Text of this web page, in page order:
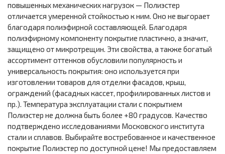
повышенных механических нагрузок — Полиэстер
отличается умеренной стойкостью к ним. Оно не выгорает
благодаря полиэфирной составляющей. Благодаря
полиэфирному компоненту покрытие пластично, а значит,
защищено от микротрещин. Эти свойства, а также богатый
ассортимент оттенков обусловили популярность и
универсальность покрытия: оно используется при
изготовлении товаров для отделки фасадов, крыш,
ограждений (фасадных кассет, профилированных листов и
пр.). Температура эксплуатации стали с покрытием
Полиэстер не должна быть более +80 градусов. Качество
подтверждено исследованиями Московского института
стали и сплавов. Выбирайте востребованное и качественное
покрытие Полиэстер по доступной цене! Мы предоставляем